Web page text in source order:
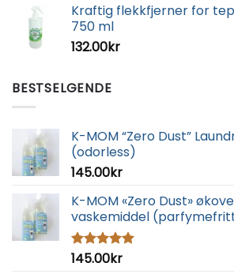
Kraftig flekkfjerner for
750 ml
132.00kr
BESTSELGENDE
K-MOM “Zero Dust”
(odorless)
145.00kr
K-MOM «Zero Dust»
vaskemiddel
Vurdert
145.00kr